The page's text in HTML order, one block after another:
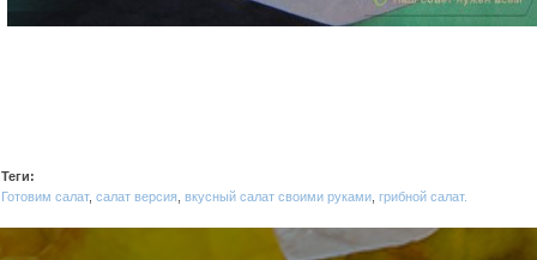
Теги:
Готовим салат, салат версия вкусный салат своими руками грибной салат.